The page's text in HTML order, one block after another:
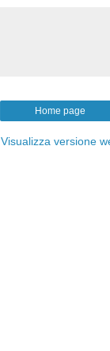
Home page
Visualizza versione